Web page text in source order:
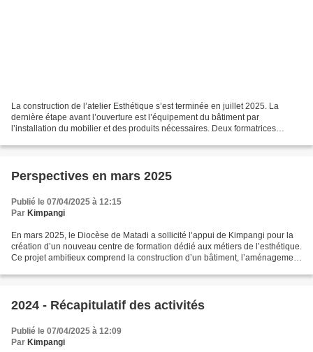
La construction de l’atelier Esthétique s’est terminée en juillet 2025. La
dernière étape avant l’ouverture est l’équipement du bâtiment par
l’installation du mobilier et des produits nécessaires. Deux formatrices
Perspectives en mars 2025
Publié le 07/04/2025 à 12:15
Par Kimpangi
En mars 2025, le Diocèse de Matadi a sollicité l’appui de Kimpangi pour la
création d’un nouveau centre de formation dédié aux métiers de l’esthétique.
Ce projet ambitieux comprend la construction d’un bâtiment, l’aménagement
2024 - Récapitulatif des activités
Publié le 07/04/2025 à 12:09
Par Kimpangi